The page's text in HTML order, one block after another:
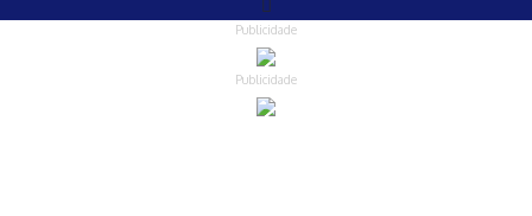
Publicidade
Publicidade